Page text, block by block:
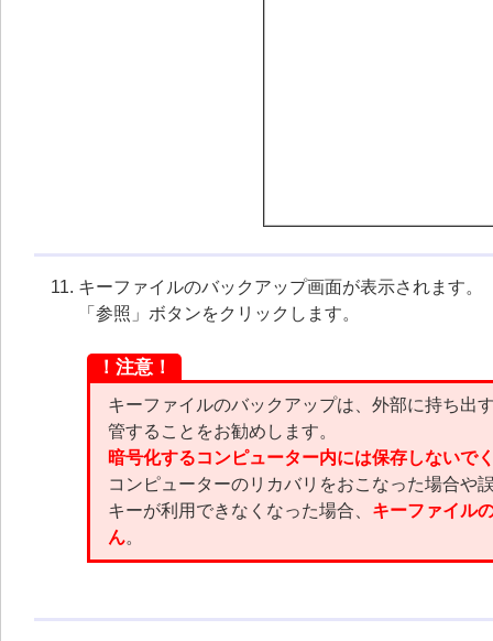
キーファイルのバックアップ画面が表示されます。
「参照」ボタンをクリックします。
！注意！
キーファイルのバックアップは、外部に持ち出
管することをお勧めします。
暗号化するコンピューター内には保存しないで
コンピューターのリカバリをおこなった場合や
キーが利用できなくなった場合、 キーファイル
ん。